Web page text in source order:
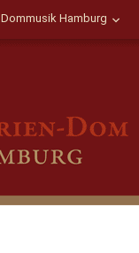
Dommusik Hamburg